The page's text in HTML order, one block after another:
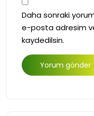
Daha sonraki
e-posta adresim
kaydedilsin.